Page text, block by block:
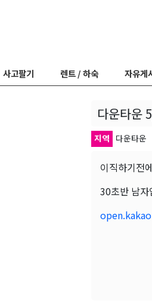
사고팔기 렌트 / 하숙 자유게
다운타운
지역 다운타운
이직하기전
30초반 남